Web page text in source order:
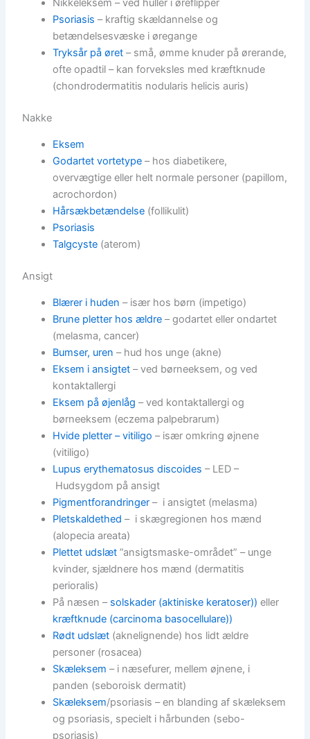
Nikkeleksem – ved huller i øreflipper
Psoriasis – kraftig skældannelse og
betændelsesvæske i øregange
Tryksår på øret – små, ømme knuder på ørerande,
ofte opadtil – kan forveksles med kræftknude
(chondrodermatitis nodularis helicis auris)
Nakke
Eksem
Godartet vortetype – hos diabetikere,
overvægtige eller helt normale personer (papillom,
acrochordon)
Hårsækbetændelse (follikulit)
Psoriasis
Talgcyste (aterom)
Ansigt
Blærer i huden – især hos børn (impetigo)
Brune pletter hos ældre – godartet eller ondartet
(melasma, cancer)
Bumser, uren– hud hos unge (akne)
Eksem i ansigtet – ved børneeksem, og ved
kontaktallergi
Eksem på øjenlåg – ved kontaktallergi og
børneeksem (eczema palpebrarum)
Hvide pletter – vitiligo– især omkring øjnene
(vitiligo)
Lupus erythematosus discoides – LED –
Hudsygdom på ansigt
Pigmentforandringer – i ansigtet (melasma)
Pletskaldethed – i skægregionen hos mænd
(alopecia areata)
Plettet udslæt ”ansigtsmaske-området” – unge
kvinder, sjældnere hos mænd (dermatitis
perioralis)
På næsen – solskader (aktiniske keratoser)) eller
kræftknude (carcinoma basocellulare))
Rødt udslæt (aknelignende) hos lidt ældre
personer (rosacea)
Skæleksem – i næsefurer, mellem øjnene, i
panden (seboroisk dermatit)
Skæleksem/psoriasis – en blanding af skæleksem
og psoriasis, specielt i hårbunden (sebo-
psoriasis)